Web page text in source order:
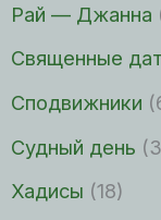
Рай — Джанна
Священные
Сподвижники
Судный день
Хадисы (18)